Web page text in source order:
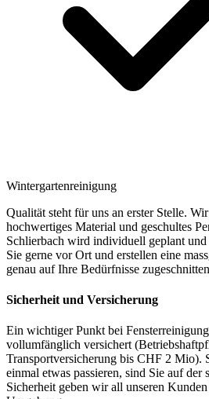
Wintergartenreinigung
Qualität steht für uns an erster Stelle.
hochwertiges Material und geschultes
Schlierbach wird individuell geplant
Sie gerne vor Ort und erstellen eine
genau auf Ihre Bedürfnisse
Sicherheit und Versicherung
Ein wichtiger Punkt bei
vollumfänglich versichert
Transportversicherung bis CHF 2 Mio).
einmal etwas passieren, sind Sie auf der
Sicherheit geben wir all unseren